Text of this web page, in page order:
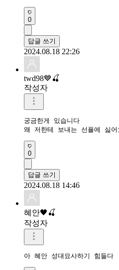
0
답글 쓰기
2024.08.18 22:26
twd98💙🍒
작성자
궁금한게 있습니다
왜 저한테 보내는 선플에 싫어
0
답글 쓰기
2024.08.18 14:46
혜안🖤🍒
작성자
아 혜안 성대묘사하기 힘들다